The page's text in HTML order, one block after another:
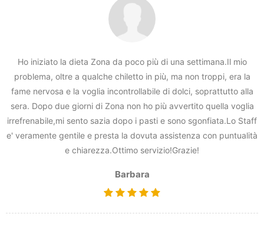
Ho iniziato la dieta Zona da poco più di una settimana.Il mio
problema, oltre a qualche chiletto in più, ma non troppi, era la
fame nervosa e la voglia incontrollabile di dolci, soprattutto alla
sera. Dopo due giorni di Zona non ho più avvertito quella voglia
irrefrenabile,mi sento sazia dopo i pasti e sono sgonfiata.Lo Staff
e' veramente gentile e presta la dovuta assistenza con puntualità
e chiarezza.Ottimo servizio!Grazie!
Barbara